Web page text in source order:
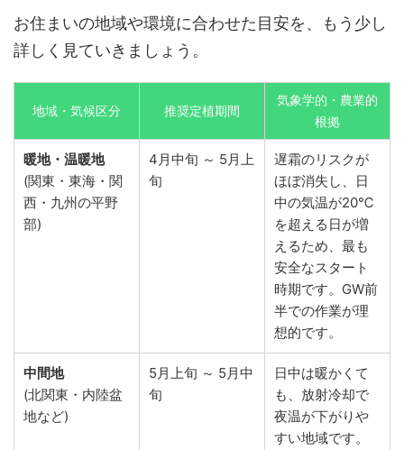
お住まいの地域や環境に合わせた目安を、もう少し
詳しく見ていきましょう。
地域・気候区分 推奨定植期間
気象学的・農業的
根拠
暖地・温暖地
(関東・東海・関
西・九州の平野
部)
4月中旬 ～ 5月上
旬
遅霜のリスクが
ほぼ消失し、日
中の気温が20℃
を超える日が増
えるため、最も
安全なスタート
時期です。GW前
半での作業が理
想的です。
中間地
(北関東・内陸盆
地など)
5月上旬 ～ 5月中
旬
日中は暖かくて
も、放射冷却で
夜温が下がりや
すい地域です。